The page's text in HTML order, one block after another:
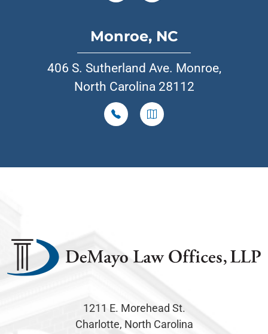
Monroe, NC
406 S. Sutherland Ave. Monroe,
North Carolina 28112
1211 E. Morehead St.
Charlotte, North Carolina